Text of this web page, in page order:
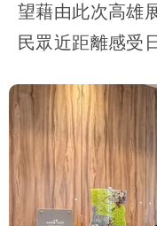
望藉由此次高雄
民眾近距離感受